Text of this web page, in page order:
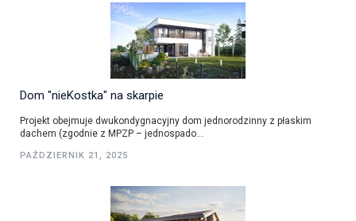
Dom "nieKostka" na skarpie
Projekt obejmuje dwukondygnacyjny dom jednorodzinny z płaskim
dachem (zgodnie z MPZP – jednospado...
PAŹDZIERNIK 21, 2025